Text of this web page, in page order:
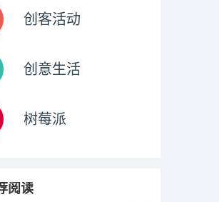
创客活动
创意生活
树莓派
阅读